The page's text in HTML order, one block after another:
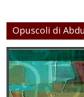
Opuscoli di